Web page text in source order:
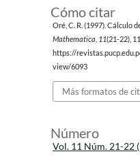
Cómo citar
Oré, C. R. (1997). Cálculo
Mathematica 11(21-22),
https://
view/6093
Más formatos de
Número
Vol. 11 Núm. 21-22